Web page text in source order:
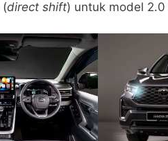
(direct shift) untuk model 2.0